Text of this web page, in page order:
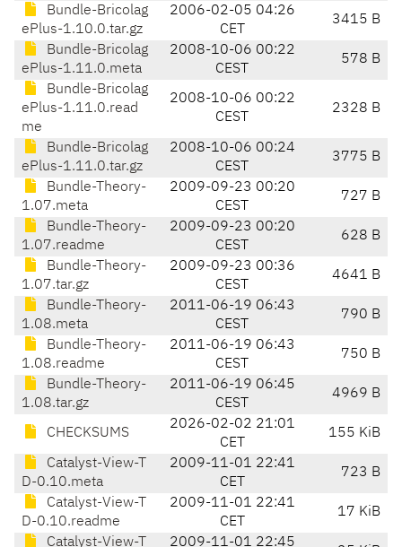
Bundle-Bricolag
ePlus-1.10.0.tar.gz
2006-02-05 04:26
CET
3415 B
Bundle-Bricolag
ePlus-1.11.0.meta
2008-10-06 00:22
CEST
578 B
Bundle-Bricolag
ePlus-1.11.0.read
me
2008-10-06 00:22
CEST
2328 B
Bundle-Bricolag
ePlus-1.11.0.tar.gz
2008-10-06 00:24
CEST
3775 B
Bundle-Theory-
1.07.meta
2009-09-23 00:20
CEST
727 B
Bundle-Theory-
1.07.readme
2009-09-23 00:20
CEST
628 B
Bundle-Theory-
1.07.tar.gz
2009-09-23 00:36
CEST
4641 B
Bundle-Theory-
1.08.meta
2011-06-19 06:43
CEST
790 B
Bundle-Theory-
1.08.readme
2011-06-19 06:43
CEST
750 B
Bundle-Theory-
1.08.tar.gz
2011-06-19 06:45
CEST
4969 B
CHECKSUMS
2026-02-02 21:01
CET
155 KiB
Catalyst-View-T
D-0.10.meta
2009-11-01 22:41
CET
723 B
Catalyst-View-T
D-0.10.readme
2009-11-01 22:41
CET
17 KiB
Catalyst-View-T 2009-11-01 22:45